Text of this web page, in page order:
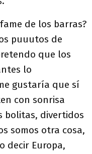
de los barras?
puuutos de
que los
lo
gustaría que sí
con sonrisa
bolitas, divertidos
somos otra cosa,
decir Europa,